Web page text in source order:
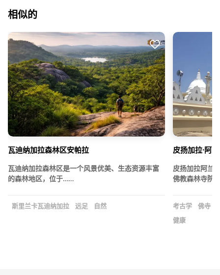
相似的
瓦迪纳加拉森林区安帕拉
瓦迪纳加拉森林区是一个风景优美、生态资源丰富
的森林地区，位于……
斯里兰卡瓦迪纳加拉 远足 自然
皮扬加拉·阿
皮扬加拉阿兰
佛教森林寺院
考古学 佛寺
健康